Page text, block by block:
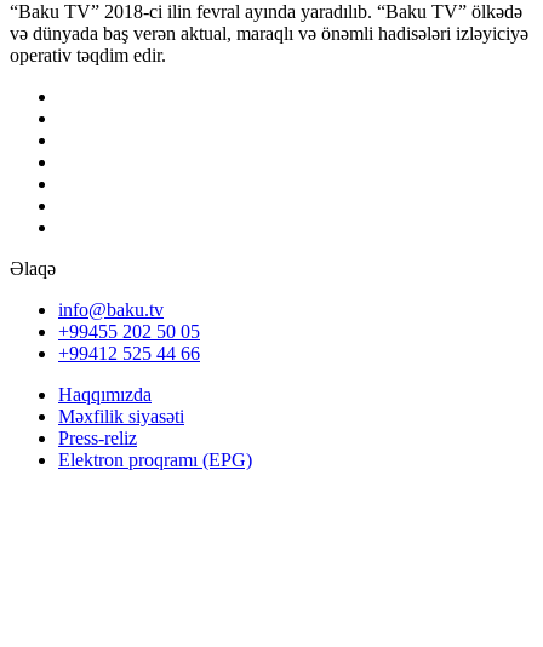
“Baku TV” 2018-ci ilin fevral ayında yaradılıb. “Baku TV” ölkədə
və dünyada baş verən aktual, maraqlı və önəmli hadisələri izləyiciyə
operativ təqdim edir.
Əlaqə
info@baku.tv
+99455 202 50 05
+99412 525 44 66
Haqqımızda
Məxfilik siyasəti
Press-reliz
Elektron proqramı (EPG)